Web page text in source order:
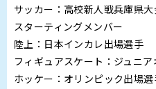
サッカー：高校新人戦兵庫県
スターティングメンバー
陸上：日本インカレ出場選手
フィギュアスケート：ジュニ
ホッケー：オリンピック出場